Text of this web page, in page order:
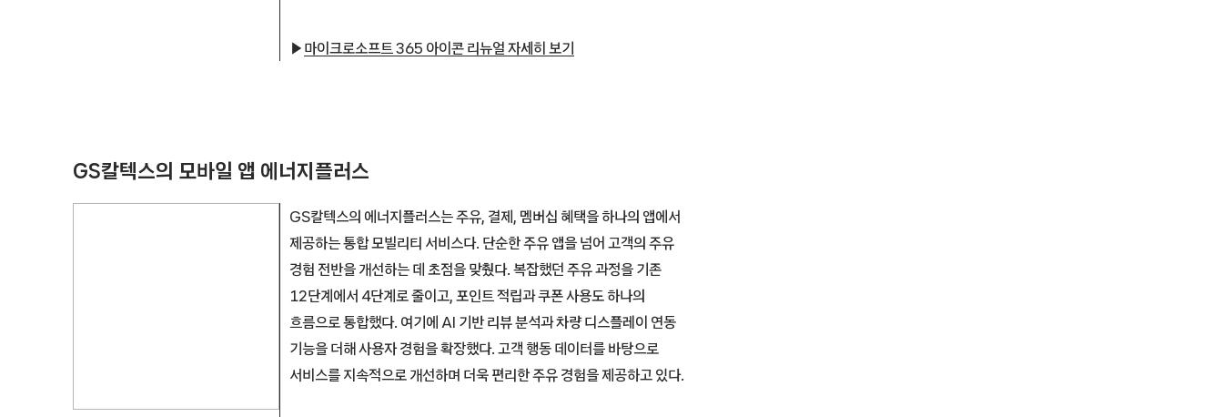
▶ 마이크로소프트 365 아이콘 리뉴얼 자세히 보기
GS칼텍스의 모바일 앱 에너지플러스
GS칼텍스의 에너지플러스는 주유, 결제, 멤버십 혜택을 하나의 앱에서
제공하는 통합 모빌리티 서비스다. 단순한 주유 앱을 넘어 고객의 주유
경험 전반을 개선하는 데 초점을 맞췄다. 복잡했던 주유 과정을 기존
12단계에서 4단계로 줄이고, 포인트 적립과 쿠폰 사용도 하나의
흐름으로 통합했다. 여기에 AI 기반 리뷰 분석과 차량 디스플레이 연동
기능을 더해 사용자 경험을 확장했다. 고객 행동 데이터를 바탕으로
서비스를 지속적으로 개선하며 더욱 편리한 주유 경험을 제공하고 있다.